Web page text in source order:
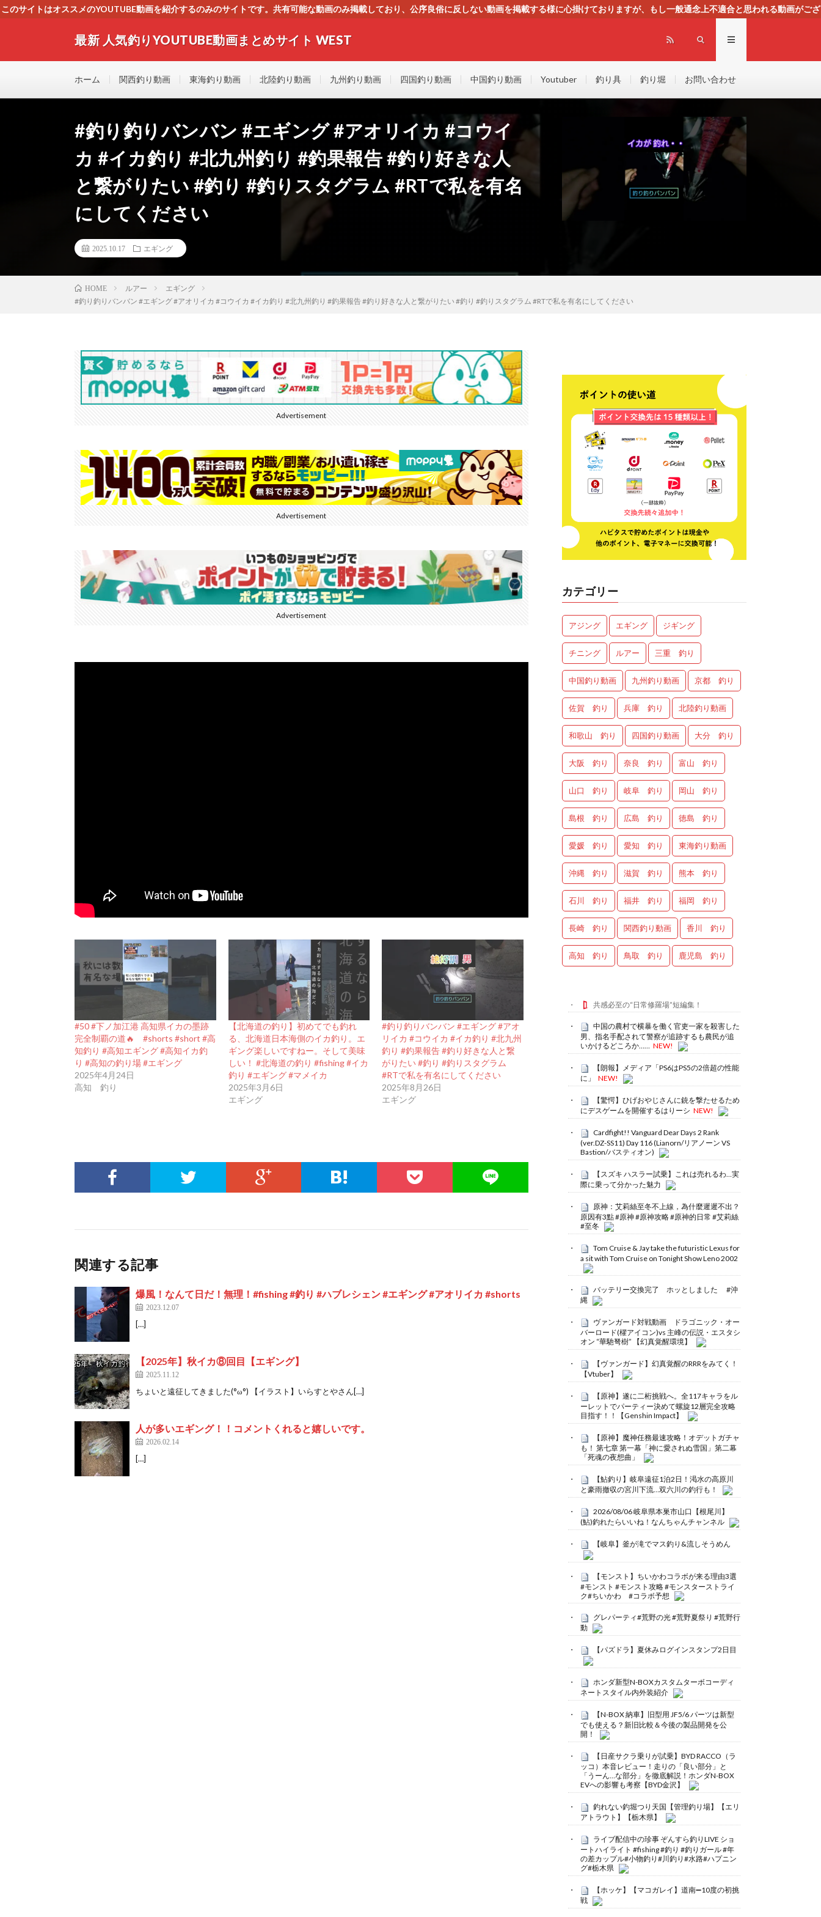
このサイトはオススメのYOUTUBE動画を紹介するのみのサイトです。共有可能な動画のみ掲載しており、公序良俗に反しない動画を掲載する様に心掛けておりますが、もし一般通念上不適合と思われる動画がござ
最新 人気釣りYOUTUBE動画まとめサイト WEST
す！！
ホーム 関西釣り動画 東海釣り動画 北陸釣り動画 九州釣り動画 四国釣り動画 中国釣り動画 Youtuber 釣り具 釣り堀 お問い合わせ
#釣り釣りバンバン #エギング #アオリイカ #コウイ
カ #イカ釣り #北九州釣り #釣果報告 #釣り好きな人
と繋がりたい #釣り #釣りスタグラム #RTで私を有名
にしてください
2025.10.17 エギング
HOME ルアー
エギング
#釣り釣りバンバン #エギング #アオリイカ #コウイカ #イカ釣り #北九州釣り #釣果報告 #釣り好きな人と繋がりたい #釣り #釣りスタグラム #RTで私を有名にしてください
Advertisement
Advertisement
Advertisement
#50 #下ノ加江港 高知県イカの墨跡
完全制覇の道🔥 #shorts #short #高
知釣り #高知エギング #高知イカ釣
り #高知の釣り場 #エギング
2025年4月24日
高知 釣り
【北海道の釣り】初めてでも釣れ
る、北海道日本海側のイカ釣り。エ
ギング楽しいですねー。そして美味
しい！ #北海道の釣り #fishing #イカ
釣り #エギング #マメイカ
2025年3月6日
エギング
#釣り釣りバンバン #エギング #アオ
リイカ #コウイカ #イカ釣り #北九州
釣り #釣果報告 #釣り好きな人と繋
がりたい #釣り #釣りスタグラム
#RTで私を有名にしてください
2025年8月26日
エギング
関連する記事
爆風！なんて日だ！無理！#fishing #釣り #ハブレシェン #エギング #アオリイカ #shorts
2023.12.07
[…]
【2025年】秋イカ⑧回目【エギング】
2025.11.12
ちょいと遠征してきました(°ω°) 【イラスト】いらすとやさん[…]
人が多いエギング！！コメントくれると嬉しいです。
2026.02.14
[…]
カテゴリー
アジング エギング ジギング
チニング ルアー 三重 釣り
中国釣り動画 九州釣り動画 京都 釣り
佐賀 釣り 兵庫 釣り 北陸釣り動画
和歌山 釣り 四国釣り動画 大分 釣り
大阪 釣り 奈良 釣り 富山 釣り
山口 釣り 岐阜 釣り 岡山 釣り
島根 釣り 広島 釣り 徳島 釣り
愛媛 釣り 愛知 釣り 東海釣り動画
沖縄 釣り 滋賀 釣り 熊本 釣り
石川 釣り 福井 釣り 福岡 釣り
長崎 釣り 関西釣り動画 香川 釣り
高知 釣り 鳥取 釣り 鹿児島 釣り
共感必至の“日常修羅場”短編集！
中国の農村で横暴を働く官吏一家を殺害した
男、指名手配されて警察が追跡するも農民が追
いかけるどころか…… NEW!
【朗報】メディア「PS6はPS5の2倍超の性能
に」
NEW!
【驚愕】ひげおやじさんに銃を撃たせるため
にデスゲームを開催するはりーシ NEW!
Cardfight!! Vanguard Dear Days 2 Rank
(ver.DZ-SS11) Day 116 (Lianorn/リアノーン VS
Bastion/バスティオン)
【スズキ ハスラー試乗】これは売れるわ…実
際に乗って分かった魅力
原神：艾莉絲至冬不上線，為什麼遲遲不出？
原因有3點 #原神 #原神攻略 #原神的日常 #艾莉絲
#至冬
Tom Cruise & Jay take the futuristic Lexus for
a sit with Tom Cruise on Tonight Show Leno 2002
バッテリー交換完了 ホッとしました #沖
縄
ヴァンガード対戦動画 ドラゴニック・オー
バーロード(櫂アイコン)vs 主峰の伝説・エスタシ
オン “華馳弩樹” 【幻真覚醒環境】
【ヴァンガード】幻真覚醒のRRRをみてく！
【Vtuber】
【原神】遂に二桁挑戦へ。全117キャラをル
ーレットでパーティー決めて螺旋12層完全攻略
目指す！！【Genshin Impact】
【原神】魔神任務最速攻略！オデットガチャ
も！ 第七章 第一幕「神に愛されぬ雪国」第二幕
「死魂の夜想曲」
【鮎釣り】岐阜遠征1泊2日！渇水の高原川
と豪雨撤収の宮川下流…双六川の釣行も！
2026/08/06 岐阜県本巣市山口【根尾川】
(鮎)釣れたらいいね！なんちゃんチャンネル
【岐阜】釜が滝でマス釣り&流しそうめん
【モンスト】ちいかわコラボが来る理由3選
#モンスト #モンスト攻略 #モンスターストライ
ク#ちいかわ #コラボ予想
グレパーティ#荒野の光 #荒野夏祭り #荒野行
動
【パズドラ】夏休みログインスタンプ2日目
ホンダ新型N-BOXカスタムターボコーディ
ネートスタイル内外装紹介
【N-BOX 納車】旧型用 JF5/6 パーツは新型
でも使える？新旧比較＆今後の製品開発を公
開！
【日産サクラ乗りが試乗】BYD RACCO（ラ
ッコ）本音レビュー！走りの「良い部分」と
「うーん…な部分」を徹底解説！ホンダN-BOX
EVへの影響も考察【BYD金沢】
釣れない釣堀つり天国【管理釣り場】【エリ
アトラウト】【栃木県】
ライブ配信中の珍事 ぞんすら釣りLIVE ショ
ートハイライト #fishing #釣り #釣りガール #年
の差カップル#小物釣り#川釣り#水路#ハプニン
グ#栃木県
【ホッケ】【マコガレイ】道南➖10度の初挑
戦